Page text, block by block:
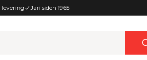
levering Jari siden 1965